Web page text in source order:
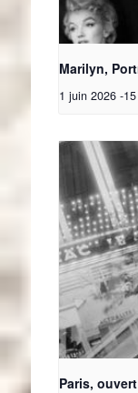
Marilyn,
1 juin 2026 -
Paris,